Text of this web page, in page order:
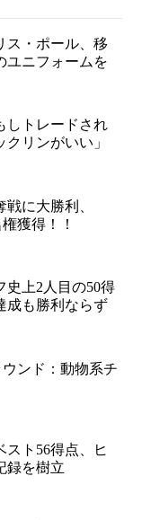
ス・ポール、移
ユニフォームを
しトレードされ
リンがいい」
に大勝利、
獲得！！
史上2人目の50得
成も勝利ならず
ンド：動物系チ
スト56得点、ヒ
録を樹立